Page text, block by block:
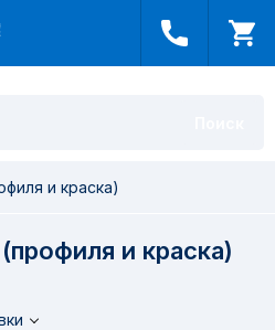
и краска)
и краска)